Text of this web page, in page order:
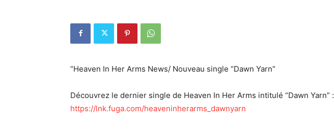
“Heaven In Her Arms News/ Nouveau single “Dawn Yarn”
Découvrez le dernier single de Heaven In Her Arms intitulé “Dawn Yarn” :
https://lnk.fuga.com/heaveninherarms_dawnyarn